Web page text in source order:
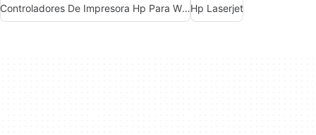
Controladores De Impresora Hp Para Windows 7Hp Laserjet